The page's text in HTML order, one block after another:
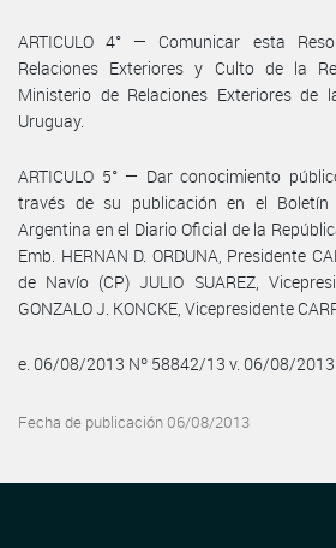
ARTICULO 4° — Comunicar esta
Relaciones Exteriores y Culto de la
Ministerio de Relaciones Exteriores de
Uruguay.
ARTICULO 5° — Dar conocimiento
través de su publicación en el Boletín
Argentina en el Diario Oficial de la
Emb. HERNAN D. ORDUNA, Presidente
de Navío (CP) JULIO SUAREZ,
GONZALO J. KONCKE, Vicepresidente
e. 06/08/2013 Nº 58842/13 v. 06/08/2013
Fecha de publicación 06/08/2013